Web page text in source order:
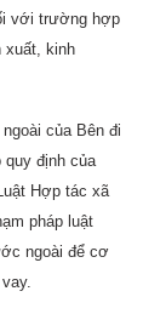
với trường hợp
xuất, kinh
của Bên đi
định của
Hợp tác xã
pháp luật
ngoài để cơ